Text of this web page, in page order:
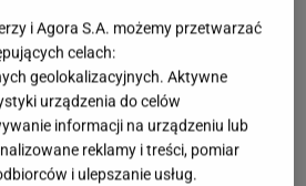
i Agora S.A. możemy przetwarzać
celach:
geolokalizacyjnych. Aktywne
urządzenia do celów
informacji na urządzeniu lub
reklamy i treści, pomiar
i ulepszanie usług.